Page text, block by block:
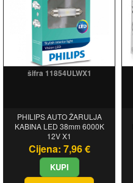
šifra 11854ULWX1
PHILIPS AUTO ŽARULJA
KABINA LED 38mm 6000K
12V X1
Cijena: 7,96 €